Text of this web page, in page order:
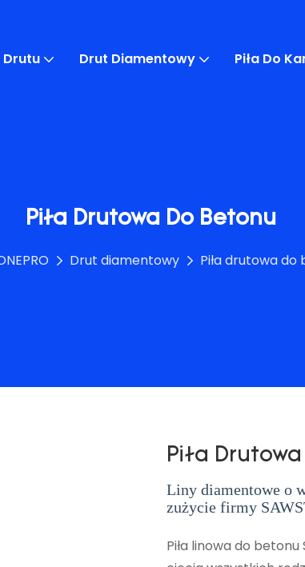
Drutu Drut Diamentowy Piła Do
Piła Drutowa Do Betonu
Drut diamentowy Piła drutowa do
Piła
Liny diamentowe o
zużycie firmy
Piła linowa do